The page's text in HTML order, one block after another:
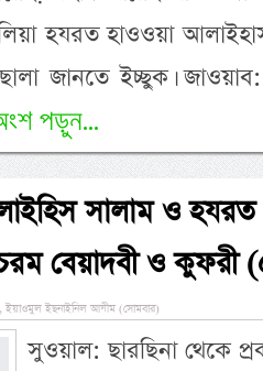
হযরত হাওওয়া
জানতে ইচ্ছুক।
পড়ুন...
সালাম ও হযরত
বেয়াদবী ও কুফরী
ইছনাইনিল আযীম (সোমবার)
সুওয়াল: ছারছিনা থেকে